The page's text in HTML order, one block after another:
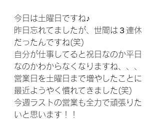
今日は土曜日ですね♪
昨日忘れてましたが、世間は３連休
だったんですね(笑)
自分が仕事してると祝日なのか平日
なのかわからなくなりますね、、、
営業日を土曜日まで増やしたことに
最近ようやく慣れてきました(笑)
今週ラストの営業も全力で頑張りた
いと思います！！